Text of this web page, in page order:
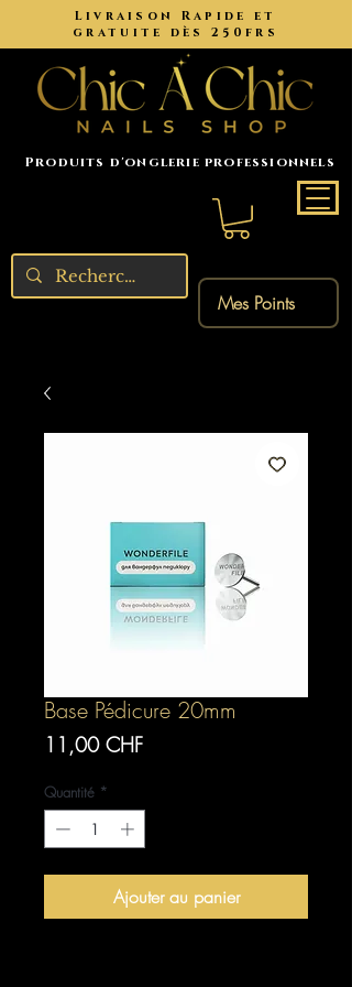
Livraison Rapide et
gratuite dès 250frs
Produits d'onglerie professionnels
Mes Points
Base Pédicure 20mm
11,00 CHFPrix
Quantité *
Ajouter au panier